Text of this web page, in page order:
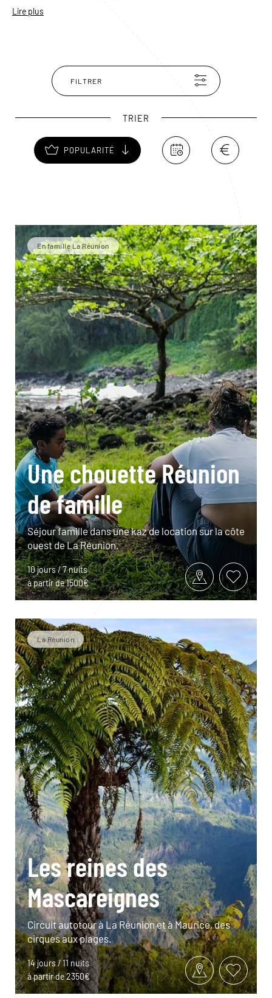
Mare-Longue, unique à La Réunion. C’est au cœur de
olfactif à ne manquer sous aucun prétexte.
Lire plus
FILTRER
TRIER
POPULARITÉ
En famille La Réunion
Une chouette Réunion
de famille
Séjour famille dans une kaz de location sur la côte
ouest de La Réunion.
10 jours / 7 nuits
à partir de 1500€
La Réunion
Les reines des
Mascareignes
Circuit autotour à La Réunion et à Maurice, des
cirques aux plages.
14 jours / 11 nuits
à partir de 2350€